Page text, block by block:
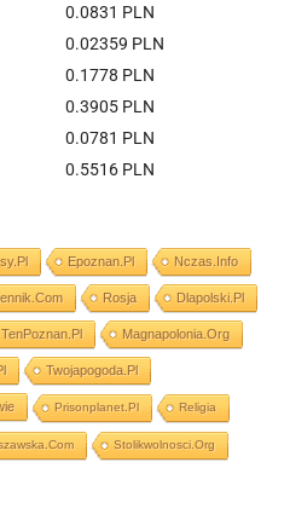
0.0831 PLN
0.02359 PLN
0.1778 PLN
0.3905 PLN
0.0781 PLN
0.5516 PLN
Epoznan.pl Nczas.info
Rosja Dlapolski.pl
TenPoznan.pl Magnapolonia.org
Twojapogoda.pl
Prisonplanet.pl Religia
Stolikwolnosci.org